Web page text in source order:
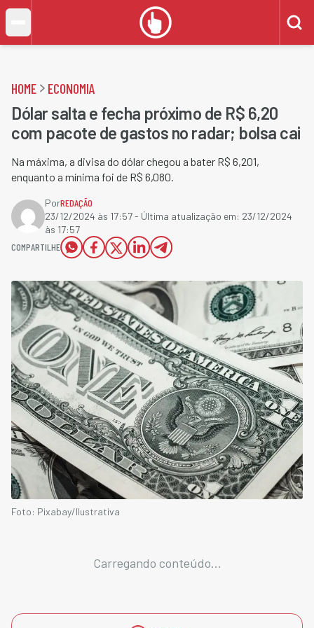
HOME ECONOMIA
Dólar salta e fecha próximo de R$ 6,20
com pacote de gastos no radar; bolsa cai
Na máxima, a divisa do dólar chegou a bater R$ 6,201,
enquanto a mínima foi de R$ 6,080.
PorREDAÇÃO
23/12/2024 às 17:57- Última atualização em: 23/12/2024
às 17:57
COMPARTILHE
Foto: Pixabay/Ilustrativa
Carregando conteúdo...